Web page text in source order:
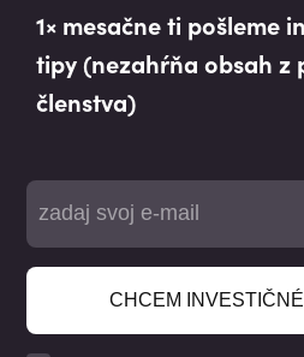
1× mesačne ti pošleme
tipy (nezahŕňa obsah z
členstva)
CHCEM